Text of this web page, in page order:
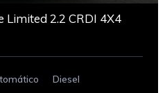
Limited 2.2 CRDI 4X4
Diesel